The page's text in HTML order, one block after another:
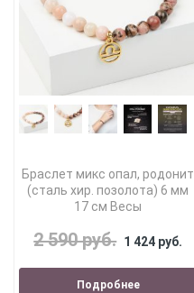
Браслет микс опал, родонит
(сталь хир. позолота) 6 мм
17 см Весы
2 590 руб. 1 424 руб.
Подробнее